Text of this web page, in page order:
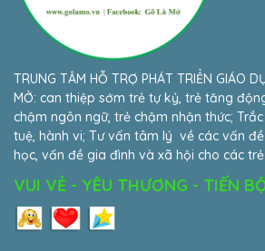
TRUNG TÂM HỖ TRỢ PHÁT TRIỂN GIÁO
MỞ: can thiệp sớm trẻ tự kỷ, trẻ tăng
chậm ngôn ngữ, trẻ chậm nhận thức;
tuệ, hành vi; Tư vấn tâm lý về các vấn
học, vấn đề gia đình và xã hội cho các
VUI VẺ - YÊU THƯƠNG - TIẾN